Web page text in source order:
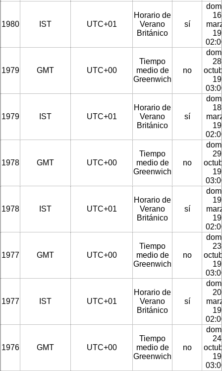
1980 IST UTC+01
Horario de
Verano
Británico
sí
1979 GMT UTC+00
Tiempo
medio de
Greenwich
no
1979 IST UTC+01
Horario de
Verano
Británico
sí
1978 GMT UTC+00
Tiempo
medio de
Greenwich
no
1978 IST UTC+01
Horario de
Verano
Británico
sí
1977 GMT UTC+00
Tiempo
medio de
Greenwich
no
1977 IST UTC+01
Horario de
Verano
Británico
sí
1976 GMT UTC+00
Tiempo
medio de
Greenwich
no